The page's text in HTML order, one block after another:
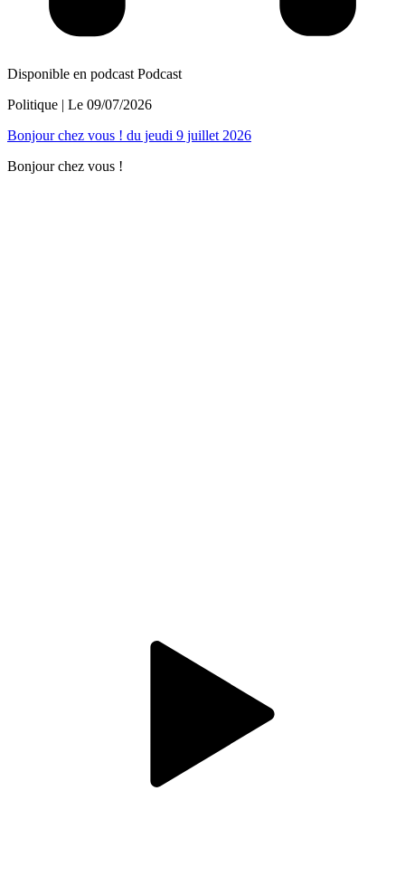
Disponible en podcast Podcast
Politique | Le 09/07/2026
Bonjour chez vous ! du jeudi 9 juillet 2026
Bonjour chez vous !